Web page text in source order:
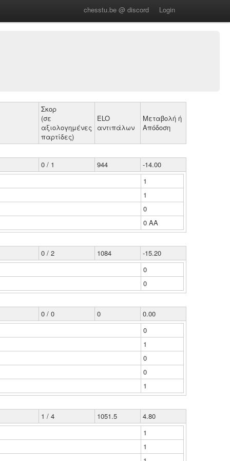
chesstu.be @ discord Login
Σκορ
(σε
αξιολογημένες
παρτίδες)
ELO
αντιπάλων
Μεταβολή ή
Απόδοση
0 / 1 944
-14.00
1
1
0
0 ΑΑ
0 / 2 1084
-15.20
0
0
0 / 0 0
0.00
0
1
0
0
1
1 / 4 1051.5
4.80
1
1